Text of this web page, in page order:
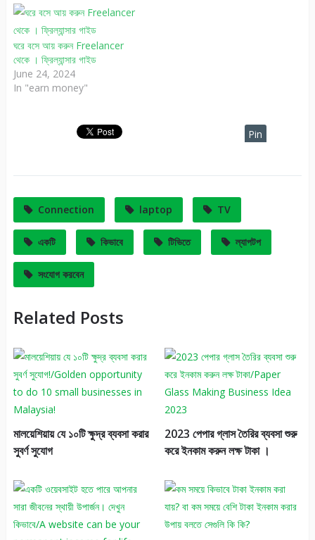
ঘরে বসে আয় করুন Freelancer
থেকে । ফ্রিল্যান্সার গাইড
June 24, 2024
In "earn money"
Pin
Connection laptop TV
একটি কিভাবে টিভিতে ল্যাপটপ
সংযোগ করবেন
Related Posts
মালয়েশিয়ায় যে ১০টি ক্ষুদ্র ব্যবসা করার
সুবর্ণ সুযোগ
2023 পেপার গ্লাস তৈরির ব্যবসা শুরু
করে ইনকাম করুন লক্ষ টাকা ।